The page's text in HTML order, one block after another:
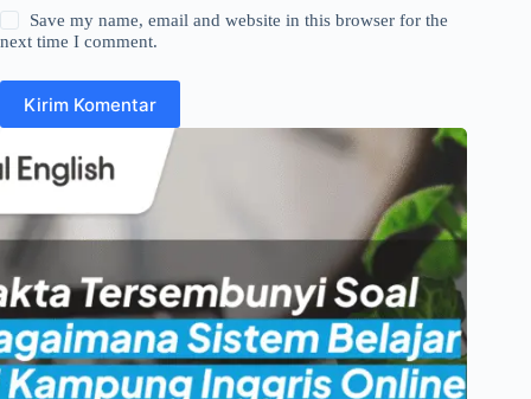
Save my name, email and website in this browser for the
next time I comment.
Kirim Komentar